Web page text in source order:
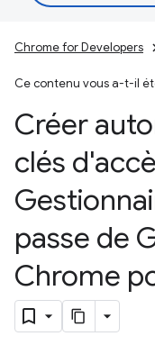
Chrome for Developers
Ce contenu vous a-t-il
Créer
clés
passe de
Chrome